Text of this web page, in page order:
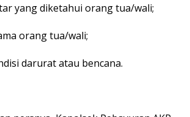
yang diketahui orang tua/wali;
orang tua/wali;
darurat atau bencana.